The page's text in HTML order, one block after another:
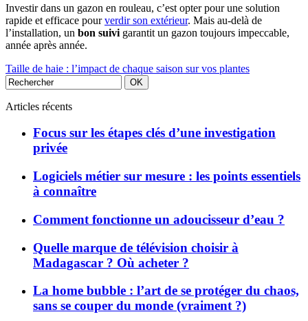
Investir dans un gazon en rouleau, c’est opter pour une solution
rapide et efficace pourverdir son extérieur. Mais au-delà de
l’installation, un bon suivi garantit un gazon toujours impeccable,
année après année.
Taille de haie : l’impact de chaque saison sur vos plantes
Articles récents
Focus sur les étapes clés d’une investigation
privée
Logiciels métier sur mesure : les points essentiels
à connaître
Comment fonctionne un adoucisseur d’eau ?
Quelle marque de télévision choisir à
Madagascar ? Où acheter ?
La home bubble : l’art de se protéger du chaos,
sans se couper du monde (vraiment ?)